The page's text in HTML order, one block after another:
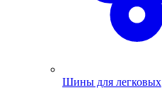
Шины для легковых